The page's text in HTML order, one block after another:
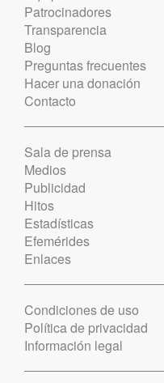
Patrocinadores
Transparencia
Blog
Preguntas frecuentes
Hacer una donación
Contacto
Sala de prensa
Medios
Publicidad
Hitos
Estadísticas
Efemérides
Enlaces
Condiciones de uso
Política de privacidad
Información legal